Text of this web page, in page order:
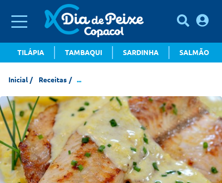
TILÁPIA TAMBAQUI SARDINHA SALMÃO
Inicial Receitas ...